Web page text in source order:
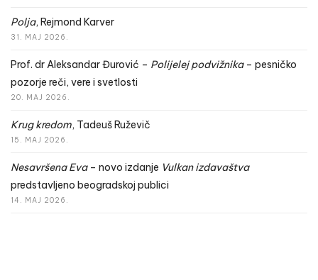
Polja, Rejmond Karver
31. MAJ 2026.
Prof. dr Aleksandar Đurović – Polijelej podvižnika– pesničko
pozorje reči, vere i svetlosti
20. MAJ 2026.
Krug kredom, Tadeuš Ruževič
15. MAJ 2026.
Nesavršena Eva– novo izdanje Vulkan izdavaštva
predstavljeno beogradskoj publici
14. MAJ 2026.